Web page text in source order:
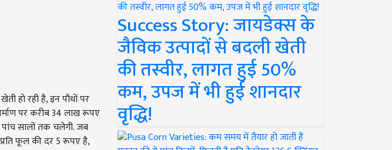
हो रही है, इन पौधों पर
पर करीब 34 लाख रूपए
सालों तक चलेगी. जब
फूल की दर 5 रूपए है,
Success Story: जायडेक्स के
जैविक उत्पादों से बदली खेती
की तस्वीर, लागत हुई 50%
कम, उपज में भी हुई शानदार
वृद्धि!